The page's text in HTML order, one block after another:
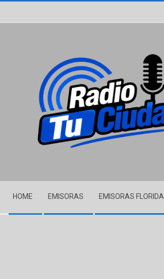
Navigation
Menu
HOME EMISORAS EMISORAS FLORIDA